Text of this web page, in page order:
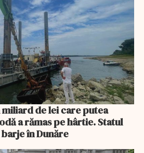
de lei care putea
a rămas pe hârtie. Statul
în Dunăre